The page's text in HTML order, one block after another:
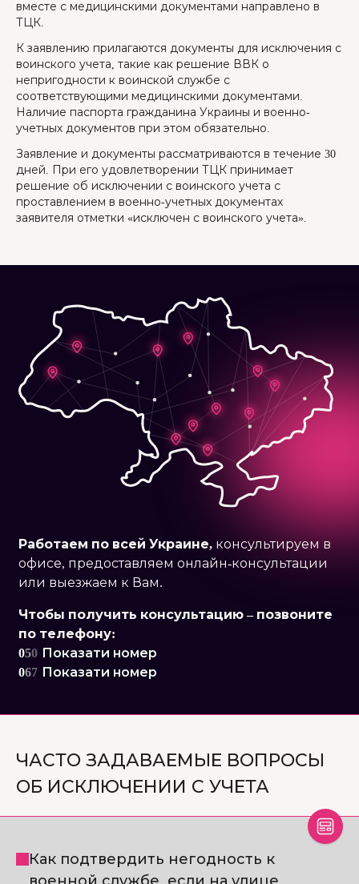
вместе с медицинскими документами направлено в
ТЦК.
К заявлению прилагаются документы для исключения с
воинского учета, такие как решение ВВК о
непригодности к воинской службе с
соответствующими медицинскими документами.
Наличие паспорта гражданина Украины и военно-
учетных документов при этом обязательно.
Заявление и документы рассматриваются в течение 30
дней. При его удовлетворении ТЦК принимает
решение об исключении с воинского учета с
проставлением в военно-учетных документах
заявителя отметки «исключен с воинского учета».
Работаем по всей Украине, консультируем в
офисе, предоставляем онлайн-консультации
или выезжаем к Вам.
Чтобы получить консультацию – позвоните
по телефону:
050 Показати номер
067 Показати номер
ЧАСТО ЗАДАВАЕМЫЕ ВОПРОСЫ
ОБ ИСКЛЮЧЕНИИ С УЧЕТА
Как подтвердить негодность к